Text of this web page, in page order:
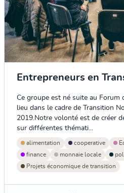
Entrepreneurs en
Ce groupe est né suite au Forum
lieu dans le cadre de Transition
2019.Notre volonté est de créer
sur différentes thémati...
alimentation cooperative
finance
monnaie locale
Projets économique de transition